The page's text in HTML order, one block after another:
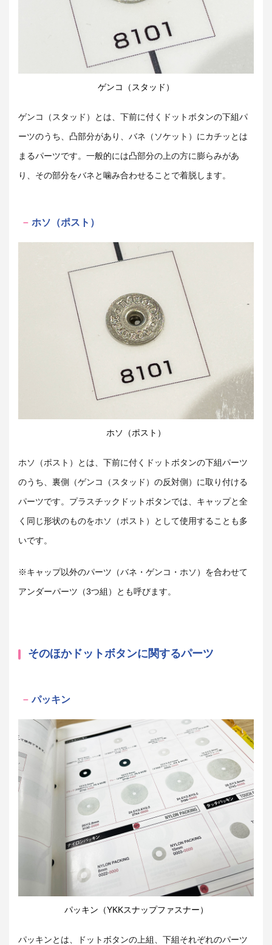
ゲンコ（スタッド）
ゲンコ（スタッド）とは、下前に付くドットボタンの下組パ
ーツのうち、凸部分があり、バネ（ソケット）にカチッとは
まるパーツです。一般的には凸部分の上の方に膨らみがあ
り、その部分をバネと噛み合わせることで着脱します。
ホソ（ポスト）
ホソ（ポスト）
ホソ（ポスト）とは、下前に付くドットボタンの下組パーツ
のうち、裏側（ゲンコ（スタッド）の反対側）に取り付ける
パーツです。プラスチックドットボタンでは、キャップと全
く同じ形状のものをホソ（ポスト）として使用することも多
いです。
※キャップ以外のパーツ（バネ・ゲンコ・ホソ）を合わせて
アンダーパーツ（3つ組）とも呼びます。
そのほかドットボタンに関するパーツ
パッキン
パッキン（YKKスナップファスナー）
パッキンとは、ドットボタンの上組、下組それぞれのパーツ